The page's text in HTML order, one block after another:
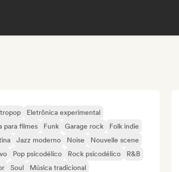
Eletrônica experimental
para filmes Funk Garage rock
Folk indie
Jazz moderno Noise
Nouvelle scene
Pop psicodélico Rock psicodélico
R&B
Soul Música tradicional